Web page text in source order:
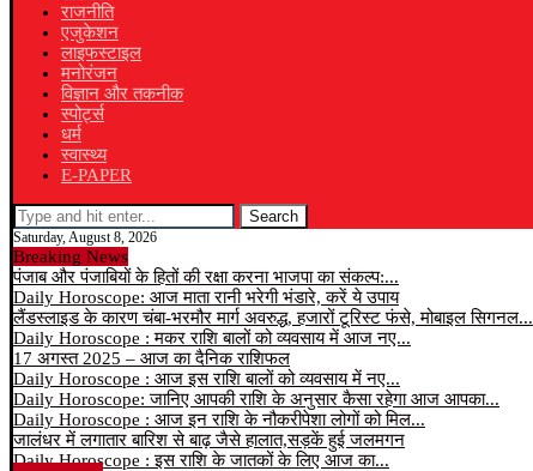
राजनीति
एजुकेशन
लाइफस्टाइल
मनोरंजन
विज्ञान और तकनीक
स्पोर्ट्स
धर्म
स्वास्थ्य
E-PAPER
Search
Saturday, August 8, 2026
Breaking News
पंजाब और पंजाबियों के हितों की रक्षा करना भाजपा का संकल्प:...
Daily Horoscope: आज माता रानी भरेगी भंडारे, करें ये उपाय
लैंडस्लाइड के कारण चंबा-भरमौर मार्ग अवरुद्ध, हजारों टूरिस्ट फंसे, मोबाइल सिगनल...
Daily Horoscope : मकर राशि बालों को व्यवसाय में आज नए...
17 अगस्त 2025 – आज का दैनिक राशिफल
Daily Horoscope : आज इस राशि बालों को व्यवसाय में नए...
Daily Horoscope: जानिए आपकी राशि के अनुसार कैसा रहेगा आज आपका...
Daily Horoscope : आज इन राशि के नौकरीपेशा लोगों को मिल...
जालंधर में लगातार बारिश से बाढ़ जैसे हालात,सड़कें हुई जलमगन
Daily Horoscope : इस राशि के जातकों के लिए आज का...